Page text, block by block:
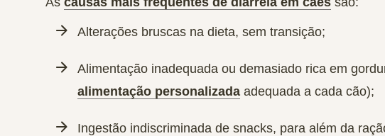
Alterações bruscas na dieta, sem transição;
Alimentação inadequada ou demasiado rica em
alimentação personalizada adequada a cada cão);
Ingestão indiscriminada de snacks, para além da